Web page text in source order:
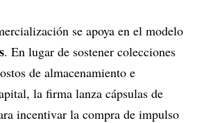
se apoya en el modelo
. En lugar de sostener colecciones
de almacenamiento e
la firma lanza cápsulas de
incentivar la compra de impulso